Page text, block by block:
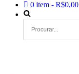
0 item
R$0,00